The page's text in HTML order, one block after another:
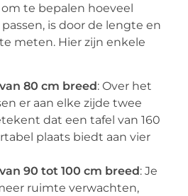
te bepalen hoeveel
is door de lengte en
meten. Hier zijn enkele
80 cm breed : Over het
er aan elke zijde twee
dat een tafel van 160
plaats biedt aan vier
90 tot 100 cm breed : Je
ruimte verwachten,